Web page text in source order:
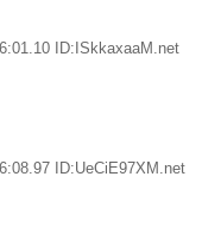
ID:ISkkaxaaM.net
ID:UeCiE97XM.net